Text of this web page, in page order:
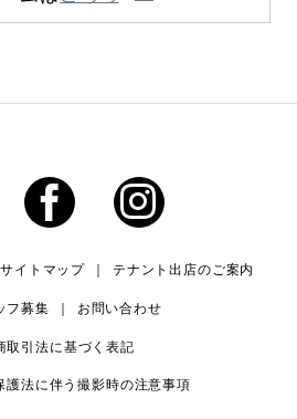
サイトマップ テナント出店のご案内
フ募集 お問い合わせ
取引法に基づく表記
護法に伴う撮影時の注意事項